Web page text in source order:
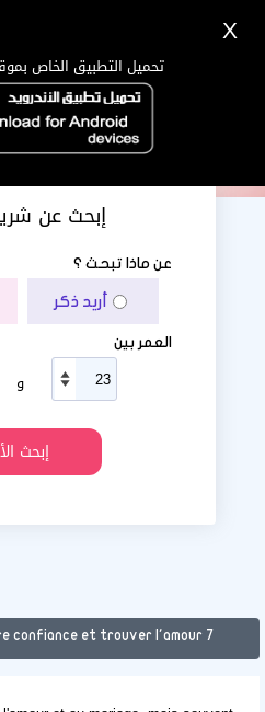
إبحث عن
عن ماذا تبحث ؟
أريد ذكر
العمر بين
و
7 secrets pour booster votre confiance et trouver l'amour
X
تحميل التطبيق الخاص